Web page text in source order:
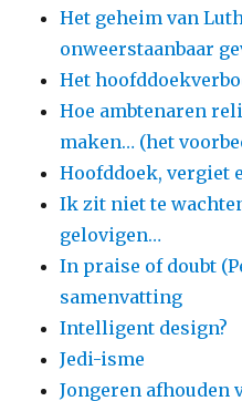
Het geheim van
onweerstaanbaar
Het
Hoe ambtenaren
maken… (het
Hoofddoek, vergiet
Ik zit niet te
gelovigen…
In praise of doubt
samenvatting
Intelligent design?
Jedi-isme
Jongeren afhouden